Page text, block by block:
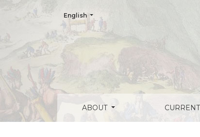
The doctrine of the
ABOUT CURRENT
Change the language. The current language
English